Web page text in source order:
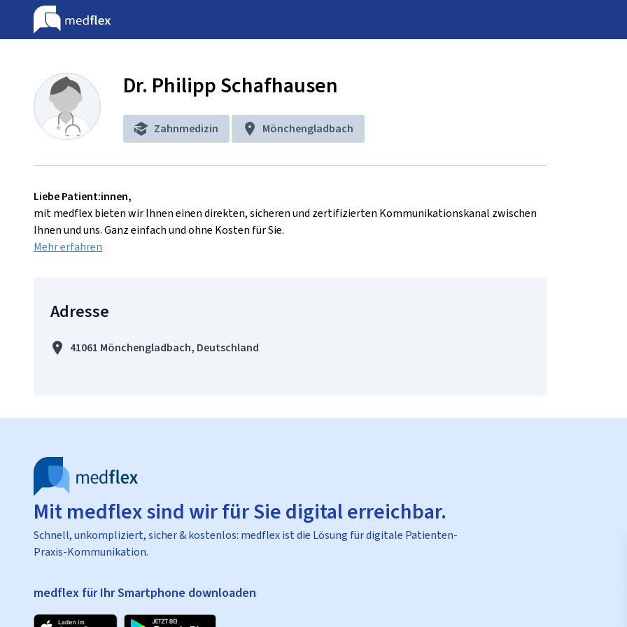
Dr. Philipp Schafhausen
Zahnmedizin Mönchengladbach
Liebe Patient:innen,
mit medflex bieten wir Ihnen einen direkten, sicheren und zertifizierten Kommunikationskanal zwischen
Ihnen und uns. Ganz einfach und ohne Kosten für Sie.
Mehr erfahren
Adresse
41061 Mönchengladbach, Deutschland
Mit medflex sind wir für Sie digital erreichbar.
Schnell, unkompliziert, sicher & kostenlos: medflex ist die Lösung für digitale Patienten-
Praxis-Kommunikation.
medflex für Ihr Smartphone downloaden